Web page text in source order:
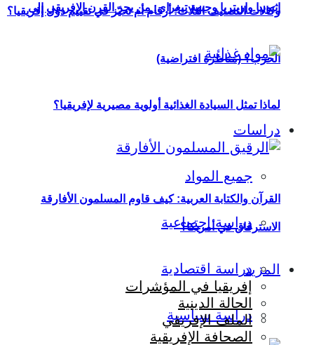
إثيوبيا وإريتريا وجبهة تيغراي: من يجر القرن الإفريقي إلى
الحرب؟ (مناظرة افتراضية)
دراسات
جميع المواد
دراسة اجتماعية
دراسة اقتصادية
دراسة سياسية
وكالات التصنيف الثلاث: أرقام أم تحيّز في تقييم دول إفريقيا؟
لماذا تمثل السيادة الغذائية أولوية مصيرية لإفريقيا؟
القرآن والكتابة العربية: كيف قاوم المسلمون الأفارقة
الاسترقاق في أمريكا؟
المزيد
إفريقيا في المؤشرات
الحالة الدينية
الملف الإفريقي
الصحافة الإفريقية